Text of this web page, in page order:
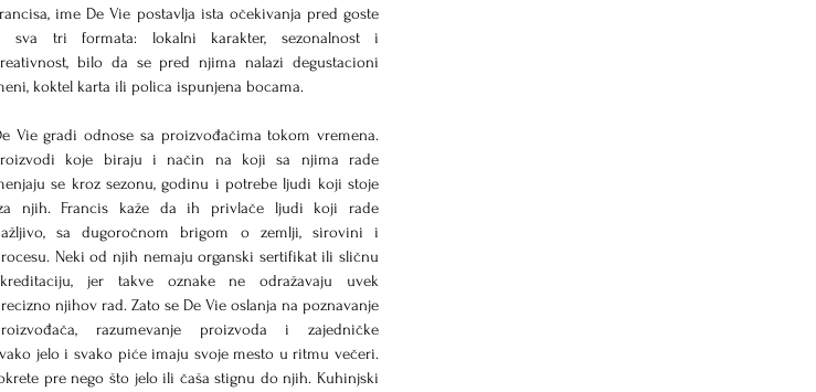
ime De Vie postavlja ista očekivanja pred goste
sva tri formata: lokalni karakter, sezonalnost i
bilo da se pred njima nalazi degustacioni
koktel karta ili polica ispunjena bocama.
Vie gradi odnose sa proizvođačima tokom vremena.
koje biraju i način na koji sa njima rade
se kroz sezonu, godinu i potrebe ljudi koji stoje
njih. Francis kaže da ih privlače ljudi koji rade
sa dugoročnom brigom o zemlji, sirovini i
Neki od njih nemaju organski sertifikat ili sličnu
jer takve oznake ne odražavaju uvek
njihov rad. Zato se De Vie oslanja na poznavanje
razumevanje proizvoda i zajedničke
jelo i svako piće imaju svoje mesto u ritmu večeri.
pre nego što jelo ili čaša stignu do njih. Kuhinjski